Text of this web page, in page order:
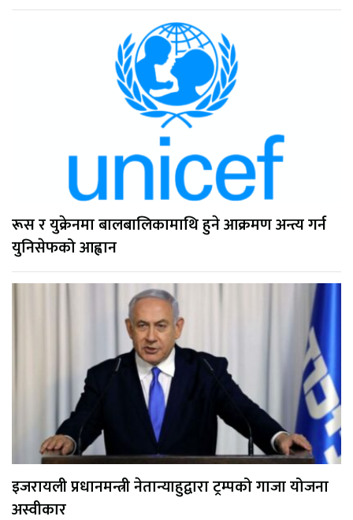
रूस र युक्रेनमा बालबालिकामाथि हुने आक्रमण अन्त्य गर्न
युनिसेफको आह्वान
इजरायली प्रधानमन्त्री नेतान्याहुद्वारा ट्रम्पको गाजा योजना
अस्वीकार